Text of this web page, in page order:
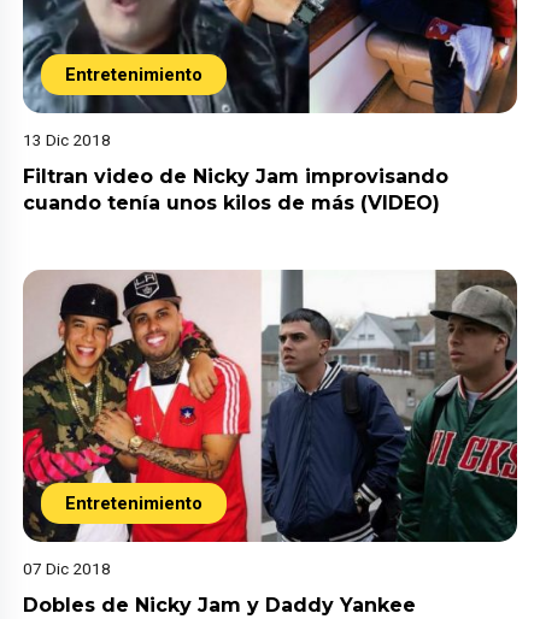
Entretenimiento
13 Dic 2018
Filtran video de Nicky Jam improvisando
cuando tenía unos kilos de más (VIDEO)
Entretenimiento
07 Dic 2018
Dobles de Nicky Jam y Daddy Yankee